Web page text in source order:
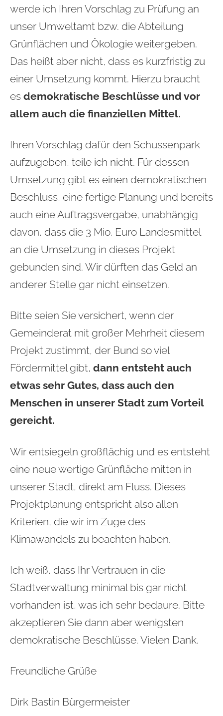
werde ich Ihren Vorschlag zu Prüfung an
unser Umweltamt bzw. die Abteilung
Grünflächen und Ökologie weitergeben.
Das heißt aber nicht, dass es kurzfristig zu
einer Umsetzung kommt. Hierzu braucht
es demokratische Beschlüsse und vor
allem auch die finanziellen Mittel.
Ihren Vorschlag dafür den Schussenpark
aufzugeben, teile ich nicht. Für dessen
Umsetzung gibt es einen demokratischen
Beschluss, eine fertige Planung und bereits
auch eine Auftragsvergabe, unabhängig
davon, dass die 3 Mio. Euro Landesmittel
an die Umsetzung in dieses Projekt
gebunden sind. Wir dürften das Geld an
anderer Stelle gar nicht einsetzen.
Bitte seien Sie versichert, wenn der
Gemeinderat mit großer Mehrheit diesem
Projekt zustimmt, der Bund so viel
Fördermittel gibt, dann entsteht auch
etwas sehr Gutes, dass auch den
Menschen in unserer Stadt zum Vorteil
gereicht.
Wir entsiegeln großflächig und es entsteht
eine neue wertige Grünfläche mitten in
unserer Stadt, direkt am Fluss. Dieses
Projektplanung entspricht also allen
Kriterien, die wir im Zuge des
Klimawandels zu beachten haben.
Ich weiß, dass Ihr Vertrauen in die
Stadtverwaltung minimal bis gar nicht
vorhanden ist, was ich sehr bedaure. Bitte
akzeptieren Sie dann aber wenigsten
demokratische Beschlüsse. Vielen Dank.
Freundliche Grüße
Dirk Bastin Bürgermeister